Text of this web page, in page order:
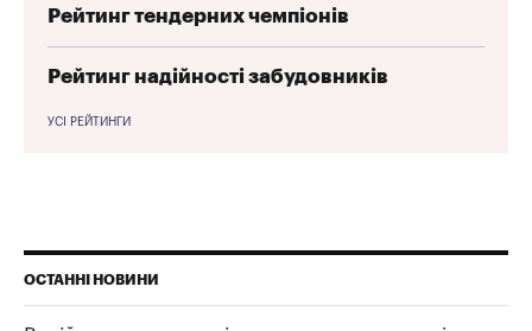
Рейтинг тендерних чемпіонів
Рейтинг надійності забудовників
УСІ РЕЙТИНГИ
ОСТАННІ НОВИНИ